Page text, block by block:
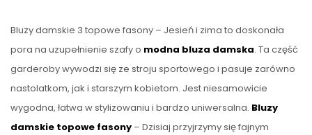
Bluzy damskie 3 topowe fasony – Jesień i zima to doskonała
pora na uzupełnienie szafy o modna bluza damska. Ta część
garderoby wywodzi się ze stroju sportowego i pasuje zarówno
nastolatkom, jak i starszym kobietom. Jest niesamowicie
wygodna, łatwa w stylizowaniu i bardzo uniwersalna. Bluzy
damskie topowe fasony – Dzisiaj przyjrzymy się fajnym